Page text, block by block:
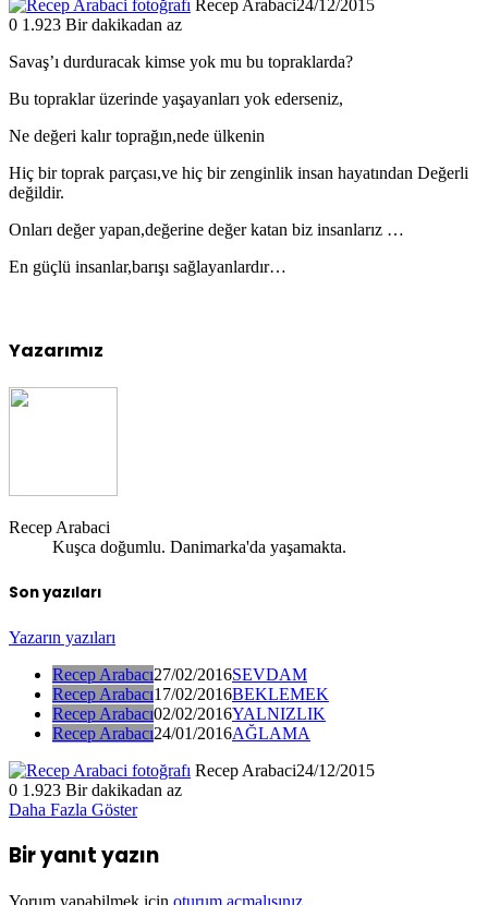
Recep Arabaci24/12/2015
0 1.923 Bir dakikadan az
Savaş’ı durduracak kimse yok mu bu topraklarda?
Bu topraklar üzerinde yaşayanları yok ederseniz,
Ne değeri kalır toprağın,nede ülkenin
Hiç bir toprak parçası,ve hiç bir zenginlik insan hayatından Değerli
değildir.
Onları değer yapan,değerine değer katan biz insanlarız …
En güçlü insanlar,barışı sağlayanlardır…
Yazarımız
Recep Arabaci
Kuşca doğumlu. Danimarka'da yaşamakta.
Son yazıları
Yazarın yazıları
Recep Arabacı27/02/2016SEVDAM
Recep Arabacı17/02/2016BEKLEMEK
Recep Arabacı02/02/2016YALNIZLIK
Recep Arabacı24/01/2016AĞLAMA
Recep Arabaci24/12/2015
0 1.923 Bir dakikadan az
Daha Fazla Göster
Bir yanıt yazın